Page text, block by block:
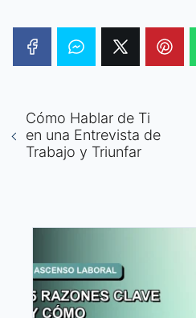
Cómo Hablar de Ti
en una Entrevista de
Trabajo y Triunfar